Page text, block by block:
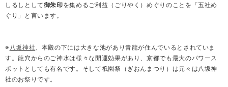
しるしとして御朱印を集めるご利益（ごりやく）めぐりのことを「五社め
ぐり」と言います。
※ 八坂神社 、本殿の下には大きな池があり青龍が住んでいるとされていま
す。龍穴からのご神水は様々な開運効果があり、京都でも最大のパワース
ポットとしても有名です。そして祇園祭（ぎおんまつり）は元々は八坂神
社のお祭りです。